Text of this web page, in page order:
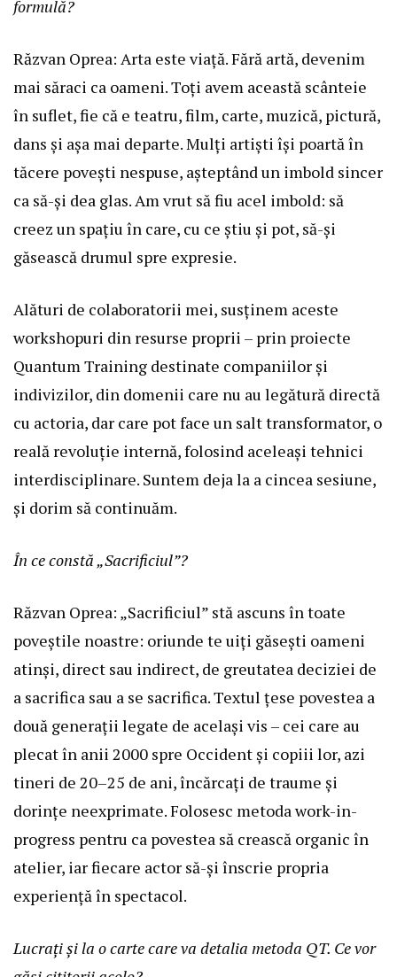
formulă?
Răzvan Oprea: Arta este viață. Fără artă, devenim
mai săraci ca oameni. Toți avem această scânteie
în suflet, fie că e teatru, film, carte, muzică, pictură,
dans și așa mai departe. Mulți artiști își poartă în
tăcere povești nespuse, așteptând un imbold sincer
ca să-și dea glas. Am vrut să fiu acel imbold: să
creez un spațiu în care, cu ce știu și pot, să-și
găsească drumul spre expresie.
Alături de colaboratorii mei, susținem aceste
workshopuri din resurse proprii – prin proiecte
Quantum Training destinate companiilor și
indivizilor, din domenii care nu au legătură directă
cu actoria, dar care pot face un salt transformator, o
reală revoluție internă, folosind aceleași tehnici
interdisciplinare. Suntem deja la a cincea sesiune,
și dorim să continuăm.
În ce constă „Sacrificiul”?
Răzvan Oprea: „Sacrificiul” stă ascuns în toate
poveștile noastre: oriunde te uiți găsești oameni
atinși, direct sau indirect, de greutatea deciziei de
a sacrifica sau a se sacrifica. Textul țese povestea a
două generații legate de același vis – cei care au
plecat în anii 2000 spre Occident și copiii lor, azi
tineri de 20–25 de ani, încărcați de traume și
dorințe neexprimate. Folosesc metoda work-in-
progress pentru ca povestea să crească organic în
atelier, iar fiecare actor să-și înscrie propria
experiență în spectacol.
Lucrați și la o carte care va detalia metoda QT. Ce vor